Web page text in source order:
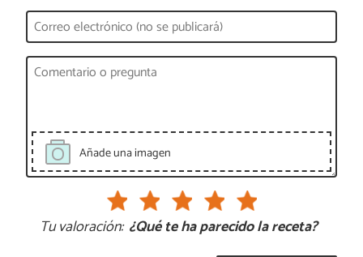
Añade una imagen
Tu valoración: ¿Qué te ha parecido la receta?